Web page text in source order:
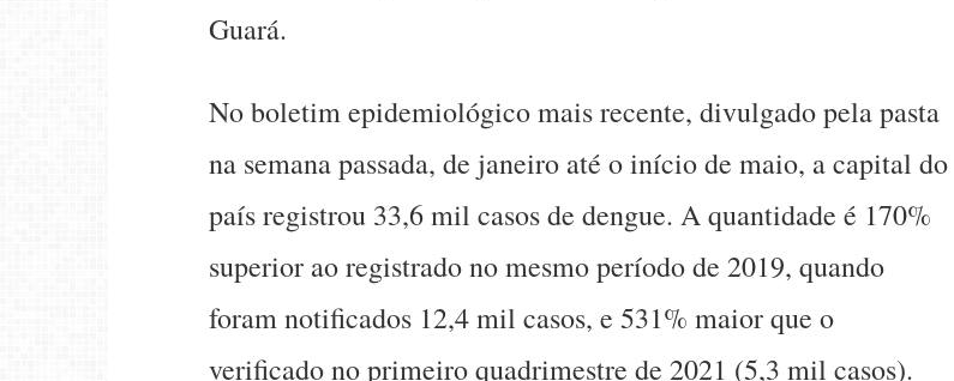
Guará.
No boletim epidemiológico mais recente, divulgado pela pasta
na semana passada, de janeiro até o início de maio, a capital do
país registrou 33,6 mil casos de dengue. A quantidade é 170%
superior ao registrado no mesmo período de 2019, quando
foram notificados 12,4 mil casos, e 531% maior que o
verificado no primeiro quadrimestre de 2021 (5,3 mil casos).